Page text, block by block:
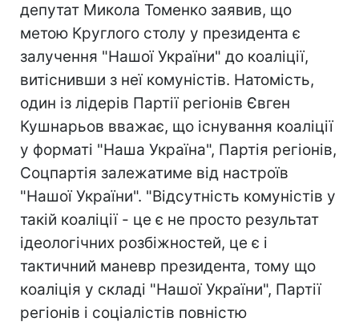
депутат Микола Томенко заявив, що
метою Круглого столу у президента є
залучення "Нашої України" до коаліції,
витіснивши з неї комуністів. Натомість,
один із лідерів Партії регіонів Євген
Кушнарьов вважає, що існування коаліції
у форматі "Наша Україна", Партія регіонів,
Соцпартія залежатиме від настроїв
"Нашої України". "Відсутність комуністів у
такій коаліції - це є не просто результат
ідеологічних розбіжностей, це є і
тактичний маневр президента, тому що
коаліція у складі "Нашої України", Партії
регіонів і соціалістів повністю